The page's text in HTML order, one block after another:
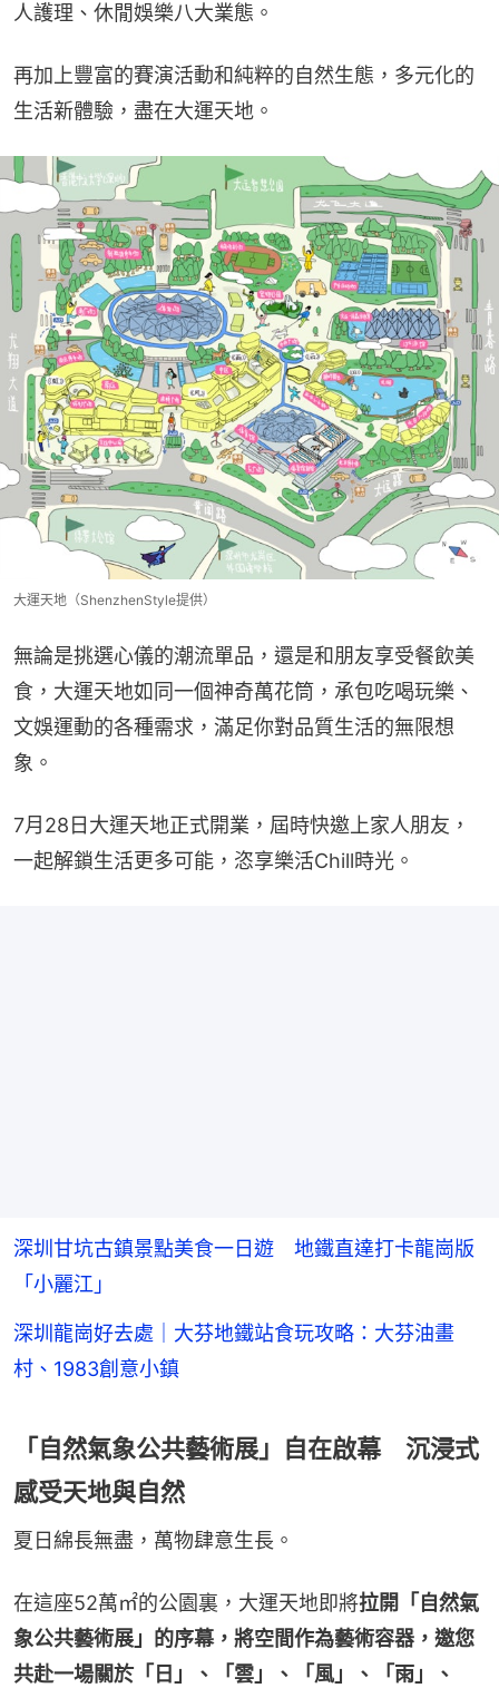
人護理、休閒娛樂八大業態。
再加上豐富的賽演活動和純粹的自然生態，多元化的
生活新體驗，盡在大運天地。
大運天地（ShenzhenStyle提供）
無論是挑選心儀的潮流單品，還是和朋友享受餐飲美
食，大運天地如同一個神奇萬花筒，承包吃喝玩樂、
文娛運動的各種需求，滿足你對品質生活的無限想
象。
7月28日大運天地正式開業，屆時快邀上家人朋友，
一起解鎖生活更多可能，恣享樂活Chill時光。
深圳甘坑古鎮景點美食一日遊 地鐵直達打卡龍崗版
「小麗江」
深圳龍崗好去處｜大芬地鐵站食玩攻略：大芬油畫
村、1983創意小鎮
「自然氣象公共藝術展」自在啟幕 沉浸式
感受天地與自然
夏日綿長無盡，萬物肆意生長。
在這座52萬㎡的公園裏，大運天地即將拉開「自然氣
象公共藝術展」的序幕，將空間作為藝術容器，邀您
共赴一場關於「日」、「雲」、「風」、「雨」、